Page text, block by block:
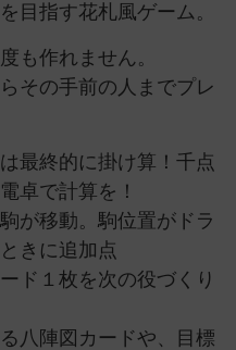
目指す花札風ゲーム。
も作れません。
その手前の人までプレ
最終的に掛け算！千点
卓で計算を！
が移動。駒位置がドラ
きに追加点
ド１枚を次の役づくり
八陣図カードや、目標